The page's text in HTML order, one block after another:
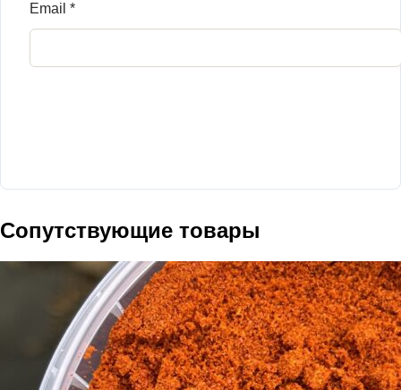
Email *
Сопутствующие товары